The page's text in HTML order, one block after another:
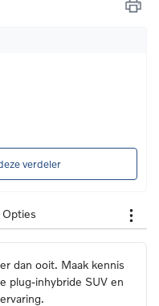
verdeler
Opties
dan ooit. Maak kennis
plug-inhybride SUV en